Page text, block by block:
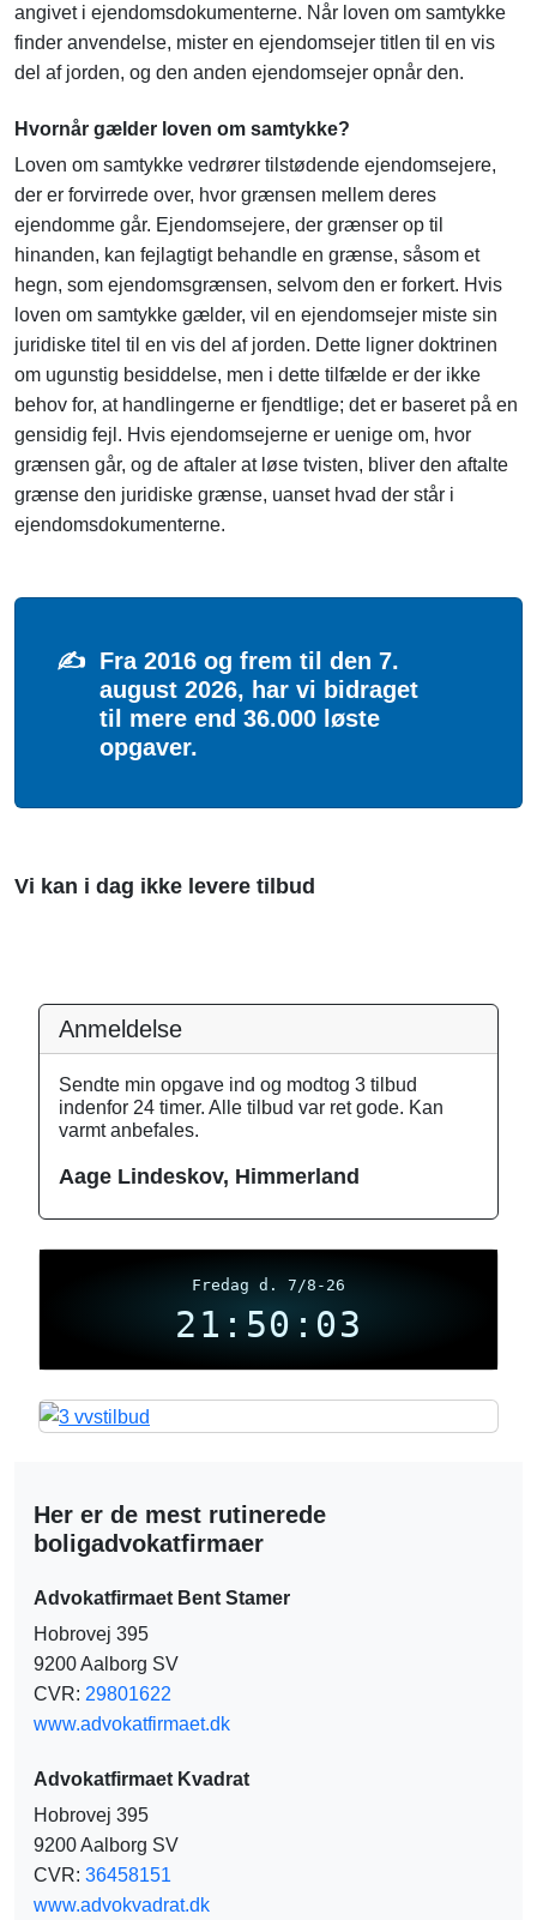
angivet i ejendomsdokumenterne. Når loven om samtykke
finder anvendelse, mister en ejendomsejer titlen til en vis
del af jorden, og den anden ejendomsejer opnår den.
Hvornår gælder loven om samtykke?
Loven om samtykke vedrører tilstødende ejendomsejere,
der er forvirrede over, hvor grænsen mellem deres
ejendomme går. Ejendomsejere, der grænser op til
hinanden, kan fejlagtigt behandle en grænse, såsom et
hegn, som ejendomsgrænsen, selvom den er forkert. Hvis
loven om samtykke gælder, vil en ejendomsejer miste sin
juridiske titel til en vis del af jorden. Dette ligner doktrinen
om ugunstig besiddelse, men i dette tilfælde er der ikke
behov for, at handlingerne er fjendtlige; det er baseret på en
gensidig fejl. Hvis ejendomsejerne er uenige om, hvor
grænsen går, og de aftaler at løse tvisten, bliver den aftalte
grænse den juridiske grænse, uanset hvad der står i
ejendomsdokumenterne.
✍️ Fra 2016 og frem til den 7.
august 2026, har vi bidraget
til mere end 36.000 løste
opgaver.
Vi kan i dag ikke levere tilbud
Anmeldelse
Sendte min opgave ind og modtog 3 tilbud
indenfor 24 timer. Alle tilbud var ret gode. Kan
varmt anbefales.
Aage Lindeskov, Himmerland
Fredag d. 7/8-26
21:50:03
Her er de mest rutinerede
boligadvokatfirmaer
Advokatfirmaet Bent Stamer
Hobrovej 395
9200 Aalborg SV
CVR: 29801622
www.advokatfirmaet.dk
Advokatfirmaet Kvadrat
Hobrovej 395
9200 Aalborg SV
CVR: 36458151
www.advokvadrat.dk